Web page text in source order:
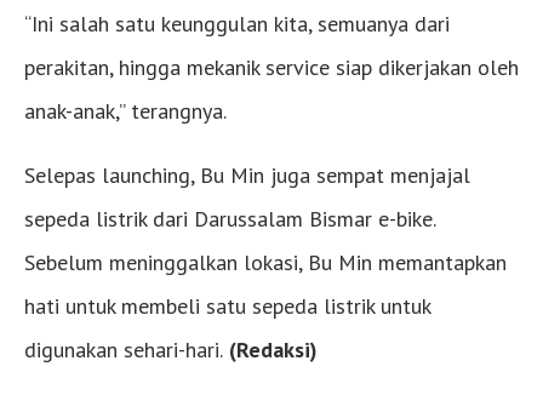
“Ini salah satu keunggulan kita, semuanya dari
perakitan, hingga mekanik service siap dikerjakan oleh
anak-anak,” terangnya.
Selepas launching, Bu Min juga sempat menjajal
sepeda listrik dari Darussalam Bismar e-bike.
Sebelum meninggalkan lokasi, Bu Min memantapkan
hati untuk membeli satu sepeda listrik untuk
digunakan sehari-hari. (Redaksi)